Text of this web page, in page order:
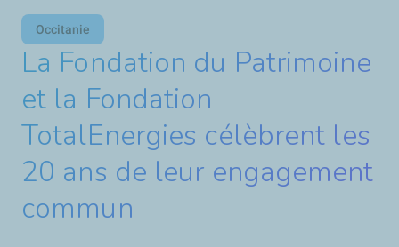
Occitanie
La Fondation du Patrimoine
et la Fondation
TotalEnergies célèbrent les
20 ans de leur engagement
commun